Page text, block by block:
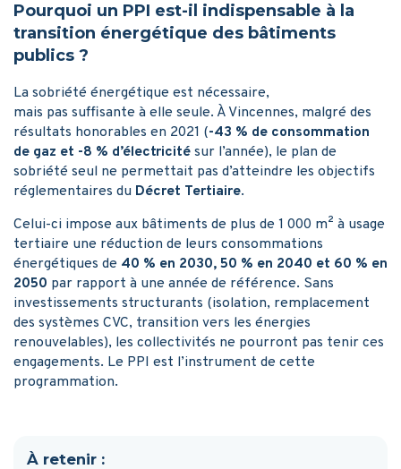
Pourquoi un PPI est-il indispensable à la
transition énergétique des bâtiments
publics ?
La sobriété énergétique est nécessaire,
mais pas suffisante à elle seule. À Vincennes, malgré des
résultats honorables en 2021 (-43 % de consommation
de gaz et -8 % d’électricité sur l’année), le plan de
sobriété seul ne permettait pas d’atteindre les objectifs
réglementaires du Décret Tertiaire.
Celui-ci impose aux bâtiments de plus de 1 000 m² à usage
tertiaire une réduction de leurs consommations
énergétiques de 40 % en 2030, 50 % en 2040 et 60 % en
2050 par rapport à une année de référence. Sans
investissements structurants (isolation, remplacement
des systèmes CVC, transition vers les énergies
renouvelables), les collectivités ne pourront pas tenir ces
engagements. Le PPI est l’instrument de cette
programmation.
À retenir :